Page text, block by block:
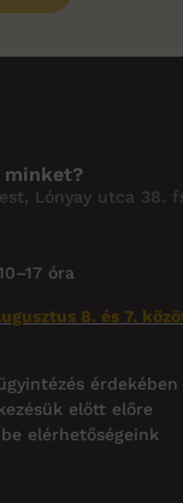
minket?
Lónyay utca 38.
óra
8. és 7.
érdekében
előtt előre
elérhetőségeink